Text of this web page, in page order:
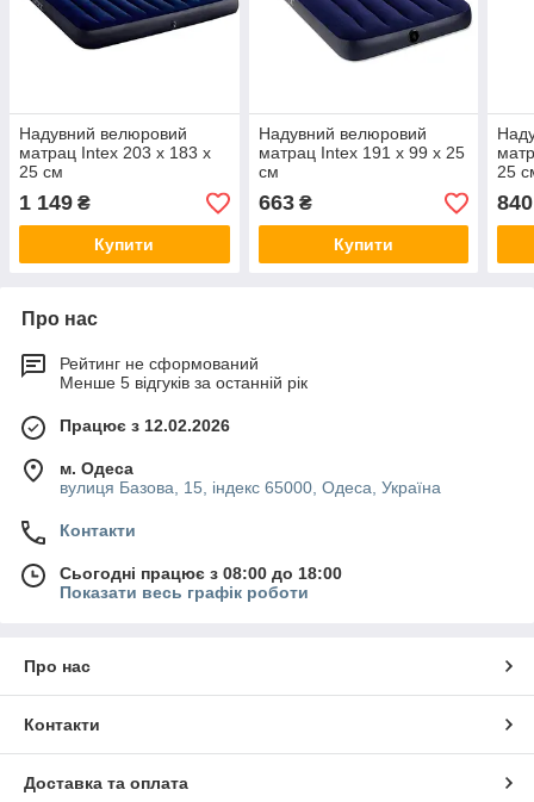
Надувний велюровий
матрац Intex 203 x 183 x
25 см
1 149 ₴
Купити
Надувний велюровий
матрац Intex 191 x 99 x 25
см
663₴
Купити
25
840
Про нас
Рейтинг не сформований
Менше 5 відгуків за останній рік
Працює з 12.02.2026
м. Одеса
вулиця Базова, 15, індекс 65000, Одеса, Україна
Контакти
Сьогодні працює з 08:00 до 18:00
Показати весь графік роботи
Про нас
Контакти
Доставка та оплата